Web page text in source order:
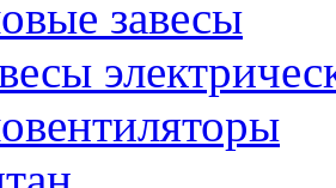
завесы